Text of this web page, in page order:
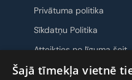
Privātuma politika
Sīkdatņu Politika
Atteikties no līguma šeit
Šajā tīmekļa vietnē